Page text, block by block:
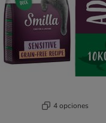
4 opciones